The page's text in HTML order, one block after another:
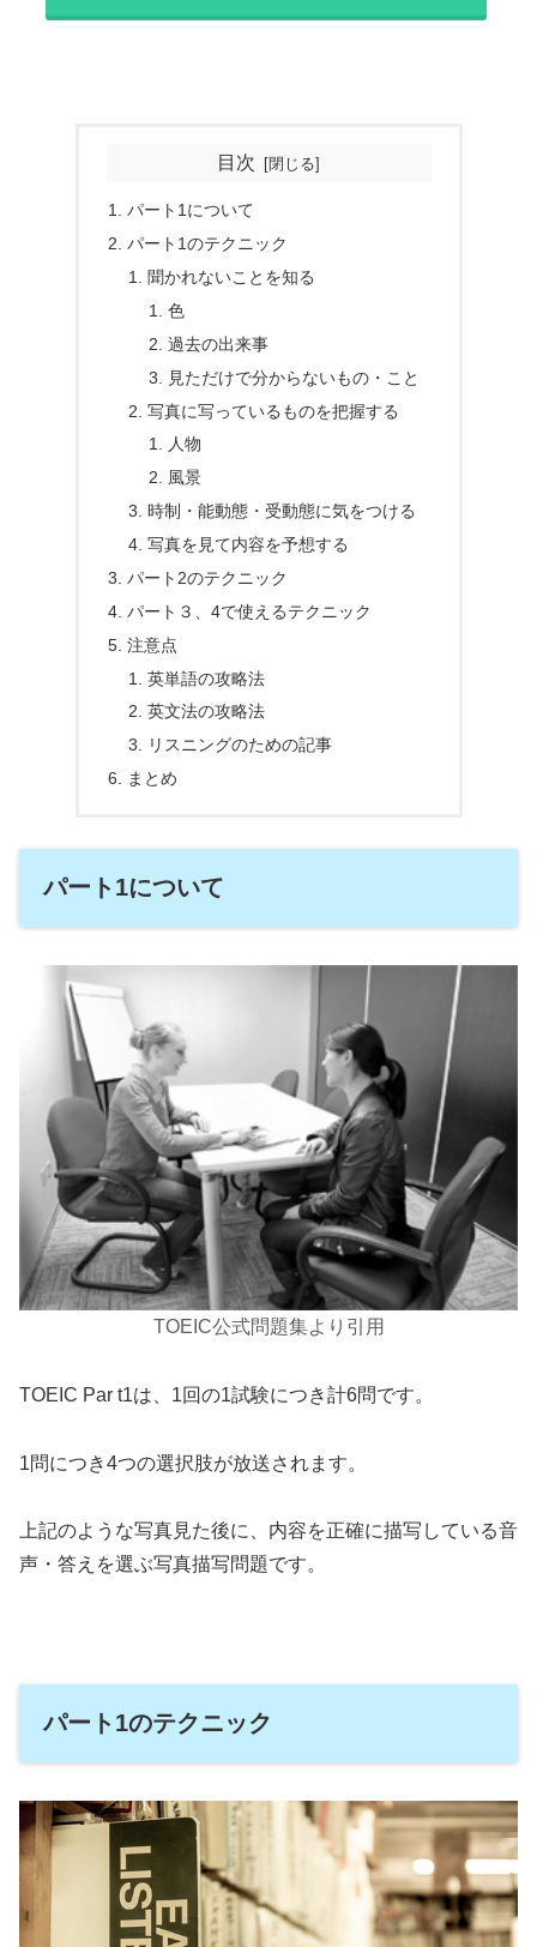
目次
パート1について
パート1のテクニック
聞かれないことを知る
色
過去の出来事
見ただけで分からないもの・こと
写真に写っているものを把握する
人物
風景
時制・能動態・受動態に気をつける
写真を見て内容を予想する
パート2のテクニック
パート３、4で使えるテクニック
注意点
英単語の攻略法
英文法の攻略法
リスニングのための記事
まとめ
パート1について
TOEIC公式問題集より引用
TOEIC Par t1は、1回の1試験につき計6問です。
1問につき4つの選択肢が放送されます。
上記のような写真見た後に、内容を正確に描写している音
声・答えを選ぶ写真描写問題です。
パート1のテクニック